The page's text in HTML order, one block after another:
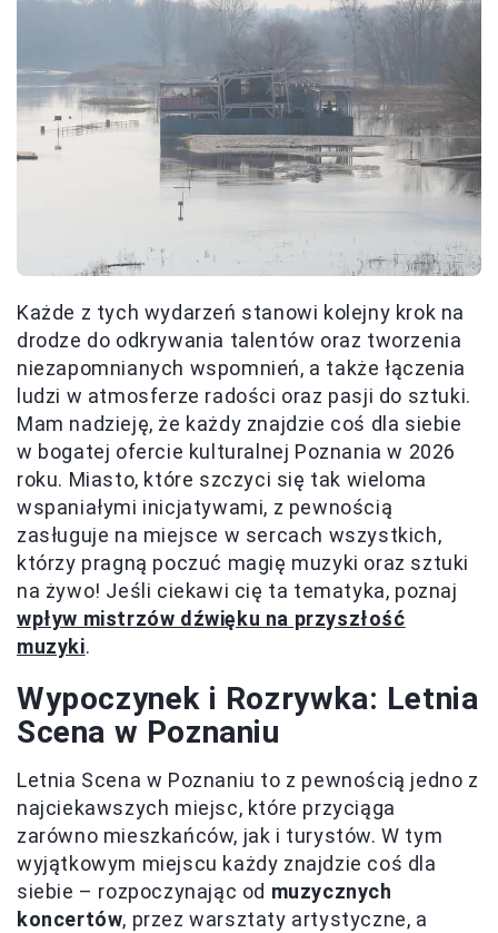
Każde z tych wydarzeń stanowi kolejny krok na
drodze do odkrywania talentów oraz tworzenia
niezapomnianych wspomnień, a także łączenia
ludzi w atmosferze radości oraz pasji do sztuki.
Mam nadzieję, że każdy znajdzie coś dla siebie
w bogatej ofercie kulturalnej Poznania w 2026
roku. Miasto, które szczyci się tak wieloma
wspaniałymi inicjatywami, z pewnością
zasługuje na miejsce w sercach wszystkich,
którzy pragną poczuć magię muzyki oraz sztuki
na żywo! Jeśli ciekawi cię ta tematyka, poznaj
wpływ mistrzów dźwięku na przyszłość
muzyki.
Wypoczynek i Rozrywka: Letnia
Scena w Poznaniu
Letnia Scena w Poznaniu to z pewnością jedno z
najciekawszych miejsc, które przyciąga
zarówno mieszkańców, jak i turystów. W tym
wyjątkowym miejscu każdy znajdzie coś dla
siebie – rozpoczynając od muzycznych
koncertów, przez warsztaty artystyczne, a